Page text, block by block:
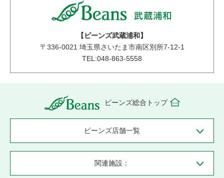
【ビーンズ武蔵浦和】
〒 336-0021 埼玉県さいたま市南区別所7-12-1
TEL:048-863-5558
ビーンズ総合トップ
ビーンズ店舗一覧
関連施設：